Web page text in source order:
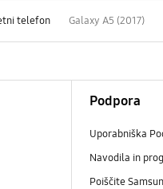
telefon Galaxy A5 (2017)
Podpora
Uporabniška
Navodila in
Poiščite